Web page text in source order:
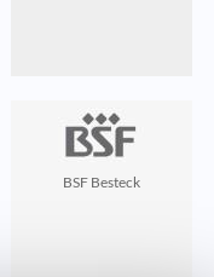
BSF Besteck